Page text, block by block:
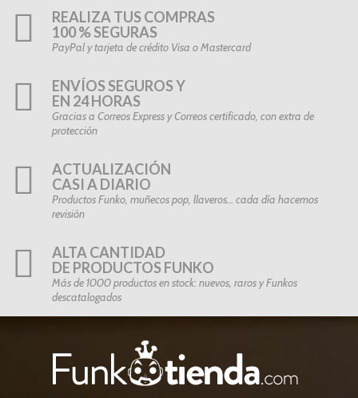
REALIZA TUS COMPRAS
100 % SEGURAS
PayPal y tarjeta de crédito Visa o Mastercard
ENVÍOS SEGUROS Y
EN 24 HORAS
Gracias a Correos Express y Correos certificado, con extra de
protección
ACTUALIZACIÓN
CASI A DIARIO
Productos Funko, muñecos pop, llaveros… cada día hacemos
revisión
ALTA CANTIDAD
DE PRODUCTOS FUNKO
Más de 1000 productos en stock: nuevos, raros y Funkos
descatalogados